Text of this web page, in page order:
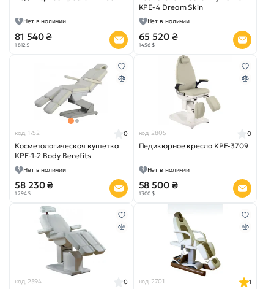
Нет в наличии
81 540 ₴
1 812 $
KPE-4 Dream Skin
Нет в наличии
65 520 ₴
1 456 $
код 1752
Косметологическая кушетка
KPE-1-2 Body Benefits
0
Нет в наличии
58 230 ₴
1 294 $
код 2805
Педикюрное кресло KPE-3709
0
Нет в наличии
58 500 ₴
1 300 $
код 2594 0 код 2701 1